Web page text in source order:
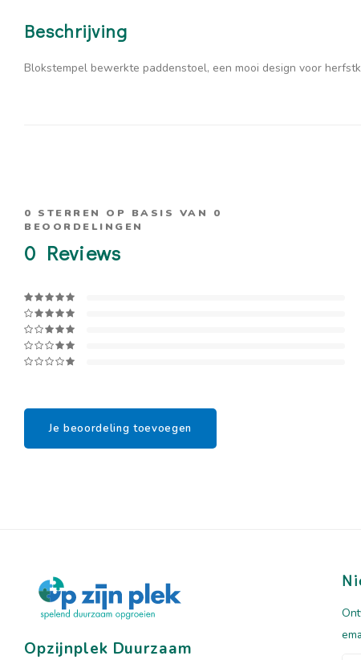
Beschrijving
Blokstempel bewerkte paddenstoel, een mooi design voor
0 STERREN OP BASIS VAN 0
BEOORDELINGEN
0 Reviews
Je beoordeling toevoegen
Opzijnplek Duurzaam